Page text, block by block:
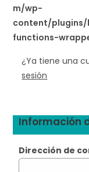
m/wp-
content/
functions-
¿Ya tiene una
sesión
Información
Dirección de